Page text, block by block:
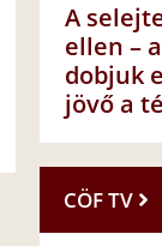
A
ellen –
dobjuk
jövő a
CÖF TV